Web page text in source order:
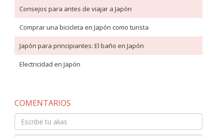
Consejos para antes de viajar a Japón
Comprar una bicicleta en Japón como turista
Japón para principiantes: El baño en Japón
Electricidad en Japón
COMENTARIOS